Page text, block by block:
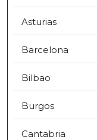
Asturias
Barcelona
Bilbao
Burgos
Cantabria